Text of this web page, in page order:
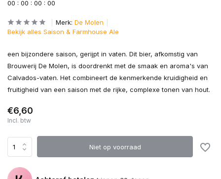
00 : 00 : 00 : 00
Merk: De Molen
Bekijk alles Saison & Farmhouse Ale
een bijzondere saison, gerijpt in vaten. Dit bier, afkomstig van
Brouwerij De Molen, is doordrenkt met de smaak en aroma's van
Calvados-vaten. Het combineert de kenmerkende kruidigheid en
fruitigheid van een saison met de rijke, complexe tonen van hout.
€6,60
Incl. btw
Niet op voorraad